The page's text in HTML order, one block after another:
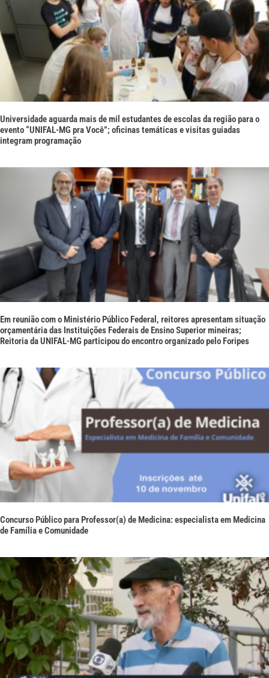
Universidade aguarda mais de mil estudantes de escolas da região para o
evento “UNIFAL-MG pra Você”; oficinas temáticas e visitas guiadas
integram programação
Em reunião com o Ministério Público Federal, reitores apresentam situação
orçamentária das Instituições Federais de Ensino Superior mineiras;
Reitoria da UNIFAL-MG participou do encontro organizado pelo Foripes
Concurso Público para Professor(a) de Medicina: especialista em Medicina
de Família e Comunidade